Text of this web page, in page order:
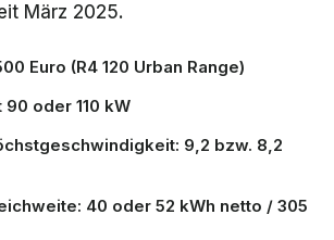
März 2025.
Euro (R4 120 Urban Range)
oder 110 kW
9,2 bzw. 8,2
40 oder 52 kWh netto / 305